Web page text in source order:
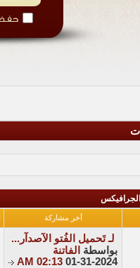
آخر مشاركة
لـ تَحميل الفُتو الآصدآر...
بواسطة
الفاتنة
01-31-2024
02:13 AM